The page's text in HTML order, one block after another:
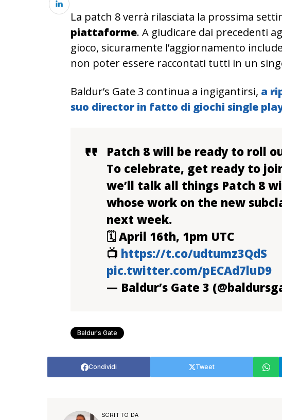
La patch 8 verrà rilasciata la prossima
piattaforme. A giudicare dai precedenti
gioco, sicuramente l’aggiornamento
non poter essere raccontati tutti in un
Baldur’s Gate 3 continua a ingigantirsi, a
suo director in fatto di giochi single
Patch 8 will be ready to roll
To celebrate, get ready to
we’ll talk all things Patch 8
whose work on the new
next week.
🗓 April 16th, 1pm UTC
📺 https://t.co/udtumz3QdS
pic.twitter.com/pECAd7luD9
— Baldur’s Gate 3
Baldur's Gate
Condividi Tweet
SCRITTO DA